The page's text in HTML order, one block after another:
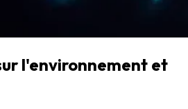
l'environnement et